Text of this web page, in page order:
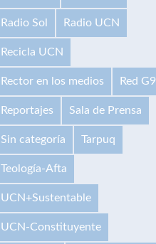
Radio Sol Radio UCN
Recicla UCN
Rector en los medios Red G9
Reportajes Sala de Prensa
Sin categoría Tarpuq
Teología-Afta
UCN+Sustentable
UCN-Constituyente